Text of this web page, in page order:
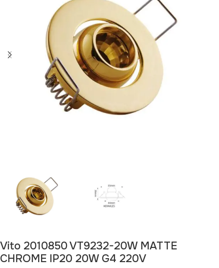
Vito 2010850 VT9232-20W MATTE
CHROME IP20 20W G4 220V